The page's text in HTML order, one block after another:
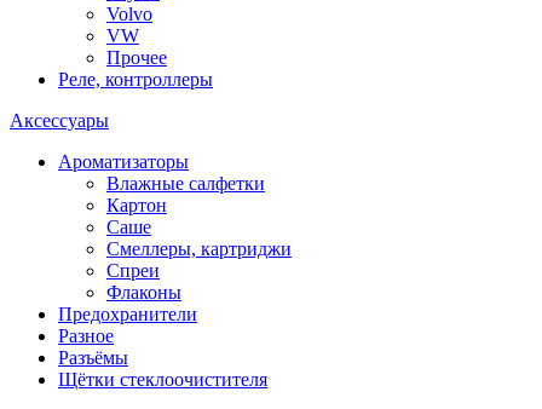
Volvo
VW
Прочее
Реле, контроллеры
Аксессуары
Ароматизаторы
Влажные салфетки
Картон
Саше
Смеллеры, картриджи
Спреи
Флаконы
Предохранители
Разное
Разъёмы
Щётки стеклоочистителя